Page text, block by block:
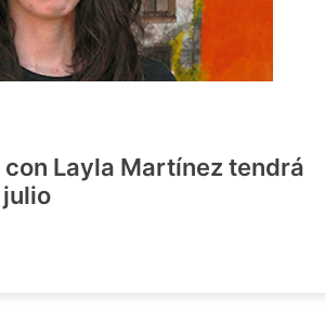
con Layla Martínez tendrá